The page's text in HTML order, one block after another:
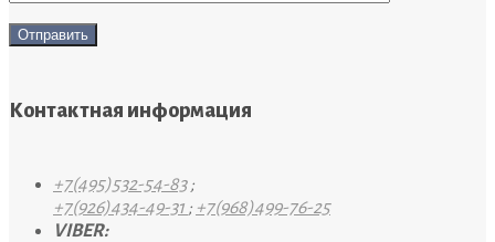
Контактная информация
+7(495)532-54-83 ;
+7(926)434-49-31 ; +7(968)499-76-25
VIBER: